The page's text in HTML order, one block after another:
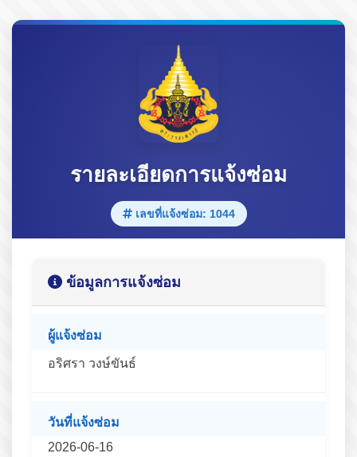
รายละเอียดการแจ้งซ่อม
เลขที่แจ้งซ่อม: 1044
ข้อมูลการแจ้งซ่อม
ผู้แจ้งซ่อม
อริศรา วงษ์ขันธ์
วันที่แจ้งซ่อม
2026-06-16